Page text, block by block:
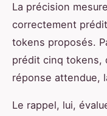
La précision
correctement
tokens proposés.
prédit cinq tokens,
réponse attendue,
Le rappel, lui,